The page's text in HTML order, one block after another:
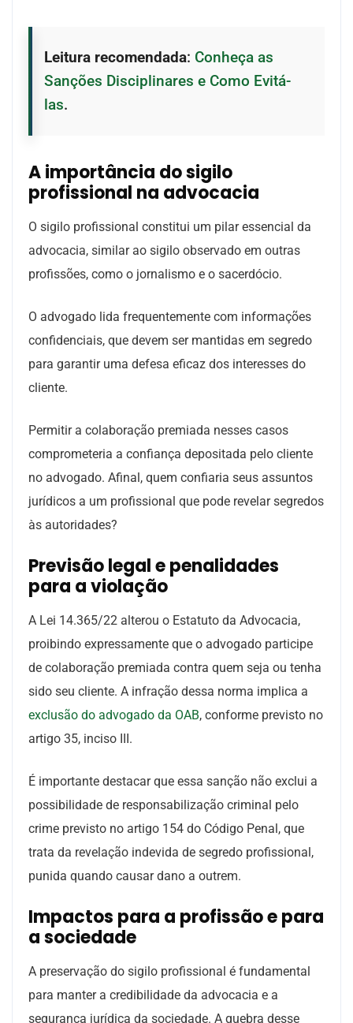
Leitura recomendada: Conheça as
Sanções Disciplinares e Como Evitá-
las.
A importância do sigilo
profissional na advocacia
O sigilo profissional constitui um pilar essencial da
advocacia, similar ao sigilo observado em outras
profissões, como o jornalismo e o sacerdócio.
O advogado lida frequentemente com informações
confidenciais, que devem ser mantidas em segredo
para garantir uma defesa eficaz dos interesses do
cliente.
Permitir a colaboração premiada nesses casos
comprometeria a confiança depositada pelo cliente
no advogado. Afinal, quem confiaria seus assuntos
jurídicos a um profissional que pode revelar segredos
às autoridades?
Previsão legal e penalidades
para a violação
A Lei 14.365/22 alterou o Estatuto da Advocacia,
proibindo expressamente que o advogado participe
de colaboração premiada contra quem seja ou tenha
sido seu cliente. A infração dessa norma implica a
exclusão do advogado da OAB, conforme previsto no
artigo 35, inciso III.
É importante destacar que essa sanção não exclui a
possibilidade de responsabilização criminal pelo
crime previsto no artigo 154 do Código Penal, que
trata da revelação indevida de segredo profissional,
punida quando causar dano a outrem.
Impactos para a profissão e para
a sociedade
A preservação do sigilo profissional é fundamental
para manter a credibilidade da advocacia e a
segurança jurídica da sociedade. A quebra desse